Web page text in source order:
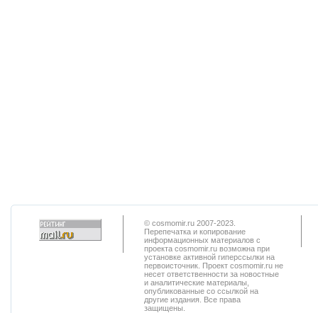
© cosmomir.ru 2007-2023.
Перепечатка и копирование
информационных материалов с
проекта cosmomir.ru возможна при
установке активной гиперссылки на
первоисточник. Проект cosmomir.ru не
несет ответственности за новостные
и аналитические материалы,
опубликованные со ссылкой на
другие издания. Все права
защищены.